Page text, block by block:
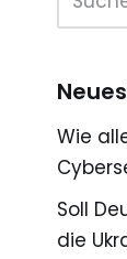
Wie
Soll
die